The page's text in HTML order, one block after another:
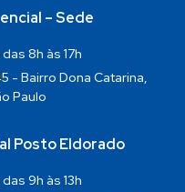
– Sede
8h às 17h
- Bairro Dona Catarina,
Paulo
Posto Eldorado
9h às 13h